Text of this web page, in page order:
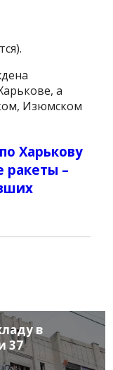
а
Изюмском
Харькову
ракеты –
в
37